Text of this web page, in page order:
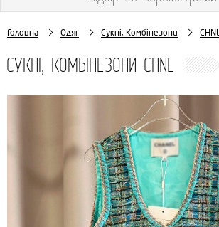
Головна Одяг Сукні, Комбінезони CHNL
СУКНІ, КОМБІНЕЗОНИ CHNL